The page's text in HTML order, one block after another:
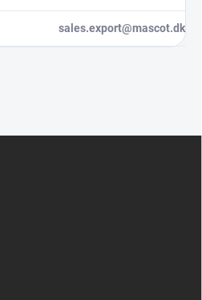
sales.export@mascot.dk